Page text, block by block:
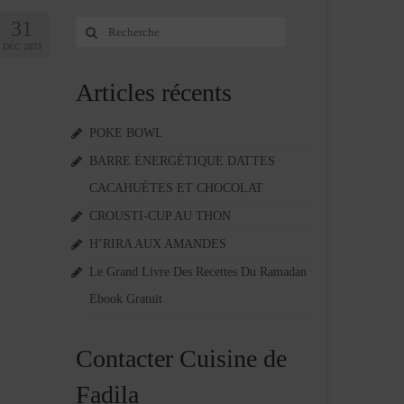
31
DÉC 2023
Rechercher
Articles récents
POKE BOWL
BARRE ÉNERGÉTIQUE DATTES
CACAHUÈTES ET CHOCOLAT
CROUSTI-CUP AU THON
H’RIRA AUX AMANDES
Le Grand Livre Des Recettes Du Ramadan
Ebook Gratuit
Contacter Cuisine de
Fadila